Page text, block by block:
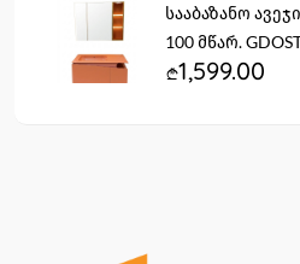
სააბაზანო
100 მწარ.
1,599.00